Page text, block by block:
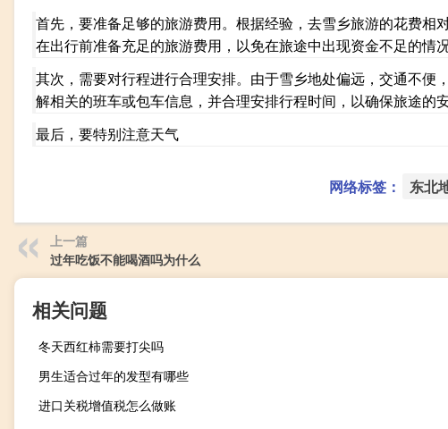
首先，要准备足够的旅游费用。根据经验，去雪乡旅游的花费
在出行前准备充足的旅游费用，以免在旅途中出现资金不足的情况
其次，需要对行程进行合理安排。由于雪乡地处偏远，交通不
解相关的班车或包车信息，并合理安排行程时间，以确保旅途的安
最后，要特别注意天气
网络标签： 东北
上一篇
过年吃饭不能喝酒吗为什么
相关问题
冬天西红柿需要打尖吗
男生适合过年的发型有哪些
进口关税增值税怎么做账